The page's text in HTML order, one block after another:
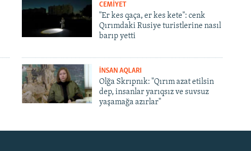
CEMİYET
"Er kes qaça, er kes kete": cenk
Qırımdaki Rusiye turistlerine nasıl
barıp yetti
İNSAN AQLARI
Olğa Skrıpnık: "Qırım azat etilsin
dep, insanlar yarıqsız ve suvsuz
yaşamağa azırlar"